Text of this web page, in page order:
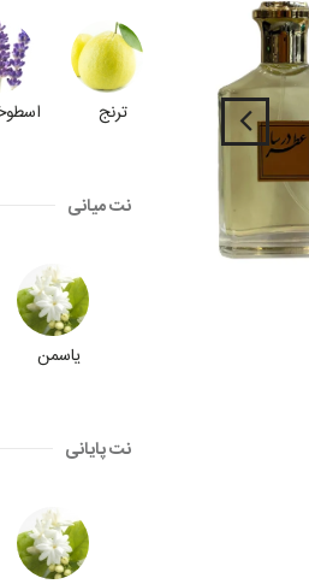
ترنج
نت میانی
یاسمن
نت پایانی